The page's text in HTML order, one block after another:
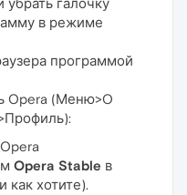
убрать галочку
в режиме
программой
Opera (Меню>O
Opera Stable в
как хотите).